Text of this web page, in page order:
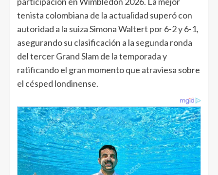
tenista colombiana de la actualidad superó con
autoridad a la suiza Simona Waltert por 6-2 y 6-1,
asegurando su clasificación a la segunda ronda
del tercer Grand Slam de la temporada y
ratificando el gran momento que atraviesa sobre
el césped londinense.